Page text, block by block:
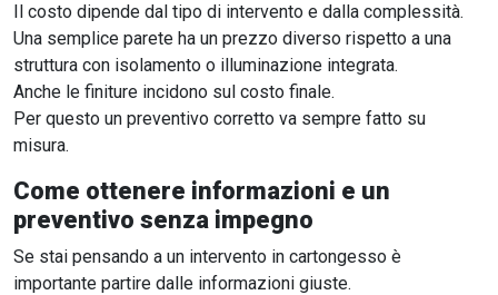
Il costo dipende dal tipo di intervento e dalla complessità.
Una semplice parete ha un prezzo diverso rispetto a una
struttura con isolamento o illuminazione integrata.
Anche le finiture incidono sul costo finale.
Per questo un preventivo corretto va sempre fatto su
misura.
Come ottenere informazioni e un
preventivo senza impegno
Se stai pensando a un intervento in cartongesso è
importante partire dalle informazioni giuste.